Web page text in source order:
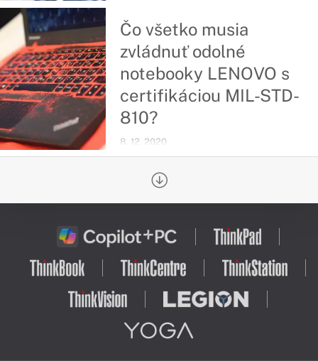
Čo všetko musia
zvládnuť odolné
notebooky LENOVO s
certifikáciou MIL-STD-
810?
8. 12. 2020
Od roku 2007 spoločnosť Lenovo
používa štandardy MIL-STD 810G,
aby pomohla svojim produktom
vybalení z krabice.